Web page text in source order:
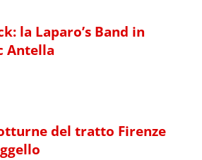
la Laparo’s Band in
Antella
del tratto Firenze